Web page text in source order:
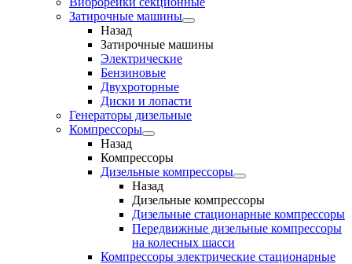
Затирочные машины
Назад
Затирочные машины
Электрические
Бензиновые
Двухроторные
Диски и лопасти
Генераторы дизельные
Компрессоры
Назад
Компрессоры
Дизельные компрессоры
Назад
Дизельные компрессоры
Дизельные стационарные компрессоры
Передвижные дизельные компрессоры
на колесных шасси
Компрессоры электрические стационарные